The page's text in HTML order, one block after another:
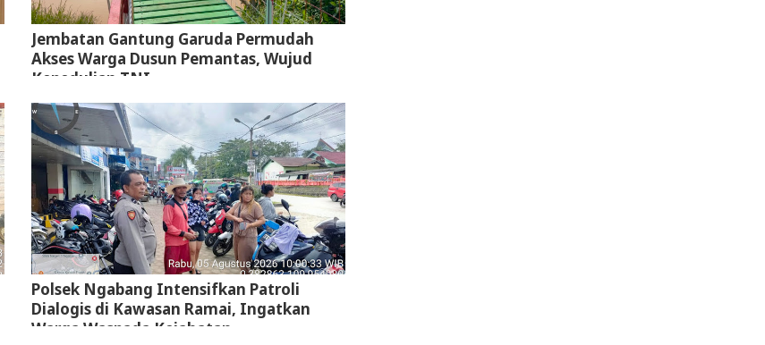
Jembatan Gantung Garuda Permudah
Akses Warga Dusun Pemantas, Wujud
Kepedulian TNI
Polsek Ngabang Intensifkan Patroli
Dialogis di Kawasan Ramai, Ingatkan
Warga Waspada Kejahatan